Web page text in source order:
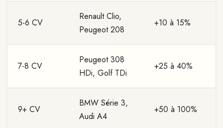
5-6 CV
Renault Clio,
Peugeot 208
+10 à 15%
7-8 CV
Peugeot 308
HDi, Golf TDi
+25 à 40%
9+ CV
BMW Série 3,
Audi A4
+50 à 100%